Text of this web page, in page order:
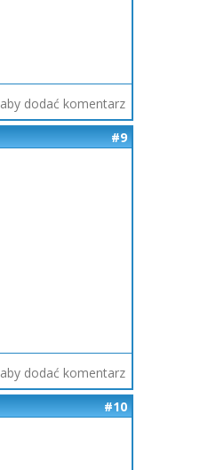
aby dodać komentarz
#9
aby dodać komentarz
#10